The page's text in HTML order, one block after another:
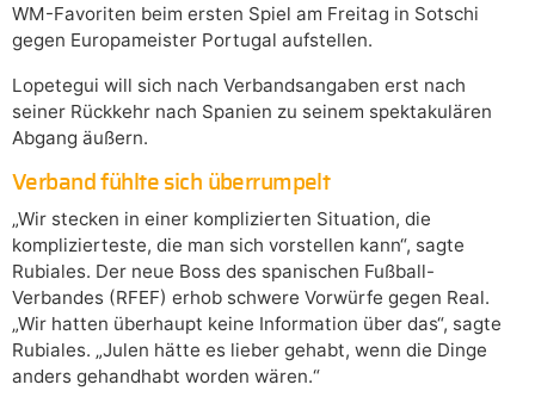
WM-Favoriten beim ersten Spiel am Freitag in Sotschi
gegen Europameister Portugal aufstellen.
Lopetegui will sich nach Verbandsangaben erst nach
seiner Rückkehr nach Spanien zu seinem spektakulären
Abgang äußern.
Verband fühlte sich überrumpelt
„Wir stecken in einer komplizierten Situation, die
komplizierteste, die man sich vorstellen kann“, sagte
Rubiales. Der neue Boss des spanischen Fußball-
Verbandes (RFEF) erhob schwere Vorwürfe gegen Real.
„Wir hatten überhaupt keine Information über das“, sagte
Rubiales. „Julen hätte es lieber gehabt, wenn die Dinge
anders gehandhabt worden wären.“